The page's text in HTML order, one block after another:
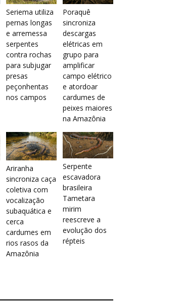
Seriema utiliza
pernas longas
e arremessa
serpentes
contra rochas
para subjugar
presas
peçonhentas
nos campos
Poraquê
sincroniza
descargas
elétricas em
grupo para
amplificar
campo elétrico
e atordoar
cardumes de
peixes maiores
na Amazônia
Ariranha
sincroniza caça
coletiva com
vocalização
subaquática e
cerca
cardumes em
rios rasos da
Amazônia
Serpente
escavadora
brasileira
Tametara
mirim
reescreve a
evolução dos
répteis